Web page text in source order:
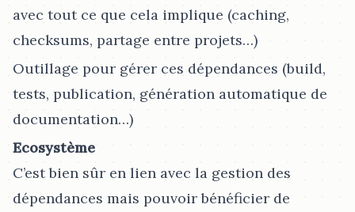
avec tout ce que cela implique (caching,
checksums, partage entre projets…​)
Outillage pour gérer ces dépendances (build,
tests, publication, génération automatique de
documentation…​)
Ecosystème
C’est bien sûr en lien avec la gestion des
dépendances mais pouvoir bénéficier de